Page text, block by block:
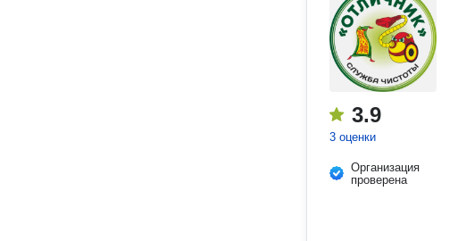
3.9
3 оценки
Организация
проверена